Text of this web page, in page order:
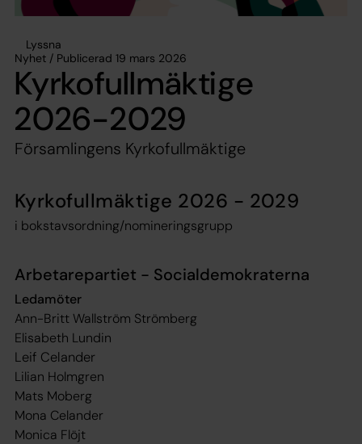
Lyssna
Nyhet / Publicerad 19 mars 2026
Kyrkofullmäktige
2026-2029
Församlingens Kyrkofullmäktige
Kyrkofullmäktige 2026 - 2029
i bokstavsordning/nomineringsgrupp
Arbetarepartiet - Socialdemokraterna
Ledamöter
Ann-Britt Wallström Strömberg
Elisabeth Lundin
Leif Celander
Lilian Holmgren
Mats Moberg
Mona Celander
Monica Flöjt